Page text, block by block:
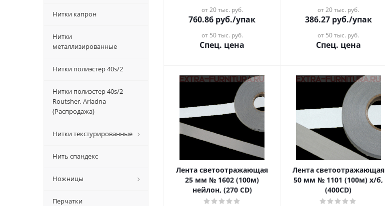
от 20 тыс. руб.
760.86 руб./упак
от 50 тыс. руб.
Спец. цена
от 20 тыс. руб.
386.27руб./упак
от 50 тыс. руб.
Спец. цена
Лента светоотражающая
25 мм № 1602 (100м)
нейлон, (270 CD)
Лента светоотражающая
50 мм № 1101 (100м) х/б,
(400CD)
Нитки капрон
Нитки
металлизированные
Нитки полиэстер 40s/2
Нитки полиэстер 40s/2
Routsher, Ariadna
(Распродажа)
Нитки текстурированные
Нить спандекс
Ножницы
Перчатки